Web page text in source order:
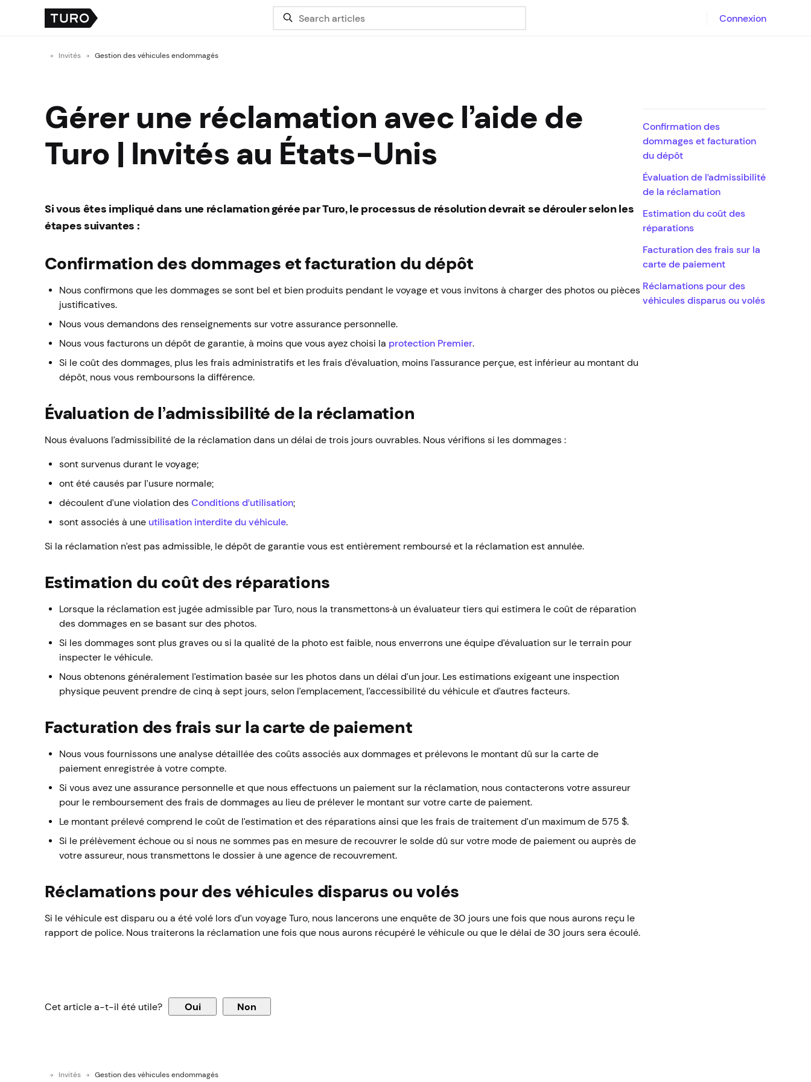
Connexion
Invités Gestion des véhicules endommagés
Gérer une réclamation avec l’aide de
Turo | Invités au États-Unis
Si vous êtes impliqué dans une réclamation gérée par Turo, le processus de résolution devrait se dérouler selon les
étapes suivantes :
Confirmation des dommages et facturation du dépôt
Nous confirmons que les dommages se sont bel et bien produits pendant le voyage et vous invitons à charger des photos ou pièces
justificatives.
Nous vous demandons des renseignements sur votre assurance personnelle.
Nous vous facturons un dépôt de garantie, à moins que vous ayez choisi la protection Premier.
Si le coût des dommages, plus les frais administratifs et les frais d’évaluation, moins l’assurance perçue, est inférieur au montant du
dépôt, nous vous remboursons la différence.
Évaluation de l’admissibilité de la réclamation
Nous évaluons l’admissibilité de la réclamation dans un délai de trois jours ouvrables. Nous vérifions si les dommages :
sont survenus durant le voyage;
ont été causés par l’usure normale;
découlent d’une violation des Conditions d’utilisation;
sont associés à une utilisation interdite du véhicule.
Si la réclamation n’est pas admissible, le dépôt de garantie vous est entièrement remboursé et la réclamation est annulée.
Estimation du coût des réparations
Lorsque la réclamation est jugée admissible par Turo, nous la transmettons à un évaluateur tiers qui estimera le coût de réparation
des dommages en se basant sur des photos.
Si les dommages sont plus graves ou si la qualité de la photo est faible, nous enverrons une équipe d’évaluation sur le terrain pour
inspecter le véhicule.
Nous obtenons généralement l’estimation basée sur les photos dans un délai d’un jour. Les estimations exigeant une inspection
physique peuvent prendre de cinq à sept jours, selon l’emplacement, l’accessibilité du véhicule et d’autres facteurs.
Facturation des frais sur la carte de paiement
Nous vous fournissons une analyse détaillée des coûts associés aux dommages et prélevons le montant dû sur la carte de
paiement enregistrée à votre compte.
Si vous avez une assurance personnelle et que nous effectuons un paiement sur la réclamation, nous contacterons votre assureur
pour le remboursement des frais de dommages au lieu de prélever le montant sur votre carte de paiement.
Le montant prélevé comprend le coût de l’estimation et des réparations ainsi que les frais de traitement d’un maximum de 575 $.
Si le prélèvement échoue ou si nous ne sommes pas en mesure de recouvrer le solde dû sur votre mode de paiement ou auprès de
votre assureur, nous transmettons le dossier à une agence de recouvrement.
Réclamations pour des véhicules disparus ou volés
Si le véhicule est disparu ou a été volé lors d’un voyage Turo, nous lancerons une enquête de 30 jours une fois que nous aurons reçu le
rapport de police. Nous traiterons la réclamation une fois que nous aurons récupéré le véhicule ou que le délai de 30 jours sera écoulé.
Confirmation des
dommages et facturation
du dépôt
Évaluation de l’admissibilité
de la réclamation
Estimation du coût des
réparations
Facturation des frais sur la
carte de paiement
Réclamations pour des
véhicules disparus ou volés
Cet article a-t-il été utile? Oui Non
Invités Gestion des véhicules endommagés